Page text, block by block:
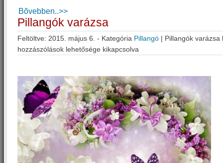
Bõvebben..>>
Pillangók varázsa
Feltöltve: 2015. május 6. - Kategória Pillangó | Pillangók varázsa
hozzászólások lehetősége kikapcsolva